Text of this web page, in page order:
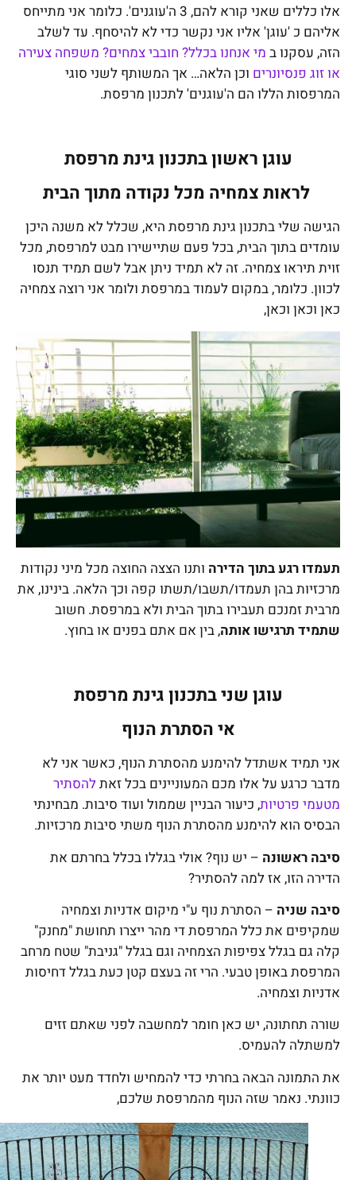
אלו כללים שאני קורא להם, 3 ה'עוגנים'. כלומר אני מתייחס
אליהם כ 'עוגן' אליו אני נקשר כדי לא להיסחף. עד לשלב
הזה, עסקנו במי אנחנו בכלל? חובבי צמחים? משפחה צעירה
או זוג פנסיונריםוכן הלאה… אך המשותף לשני סוגי
המרפסות הללו הם ה'עוגנים' לתכנון מרפסת.
עוגן ראשון בתכנון גינת מרפסת
לראות צמחיה מכל נקודה מתוך הבית
הגישה שלי בתכנון גינת מרפסת היא, שכלל לא משנה היכן
עומדים בתוך הבית, בכל פעם שתיישירו מבט למרפסת, מכל
זוית תיראו צמחיה. זה לא תמיד ניתן אבל לשם תמיד תנסו
לכוון. כלומר, במקום לעמוד במרפסת ולומר אני רוצה צמחיה
כאן וכאן וכאן,
תעמדו רגע בתוך הדירהותנו הצצה החוצה מכל מיני נקודות
מרכזיות בהן תעמדו/תשבו/תשתו קפה וכך הלאה. בינינו, את
מרבית זמנכם תעבירו בתוך הבית ולא במרפסת. חשוב
שתמיד תרגישו אותה, בין אם אתם בפנים או בחוץ.
עוגן שני בתכנון גינת מרפסת
אי הסתרת הנוף
אני תמיד אשתדל להימנע מהסתרת הנוף, כאשר אני לא
מדבר כרגע על אלו מכם המעוניינים בכל זאתלהסתיר
מטעמי פרטיות, כיעור הבניין שממול ועוד סיבות. מבחינתי
הבסיס הוא להימנע מהסתרת הנוף משתי סיבות מרכזיות.
סיבה ראשונה– יש נוף? אולי בגללו בכלל בחרתם את
הדירה הזו, אז למה להסתיר?
סיבה שניה– הסתרת נוף ע"י מיקום אדניות וצמחיה
שמקיפים את כלל המרפסת די מהר ייצרו תחושת "מחנק"
קלה גם בגלל צפיפות הצמחיה וגם בגלל "גניבת" שטח מרחב
המרפסת באופן טבעי. הרי זה בעצם קטן כעת בגלל דחיסות
אדניות וצמחיה.
שורה תחתונה, יש כאן חומר למחשבה לפני שאתם זזים
למשתלה להעמיס.
את התמונה הבאה בחרתי כדי להמחיש ולחדד מעט יותר את
כוונתי. נאמר שזה הנוף מהמרפסת שלכם,